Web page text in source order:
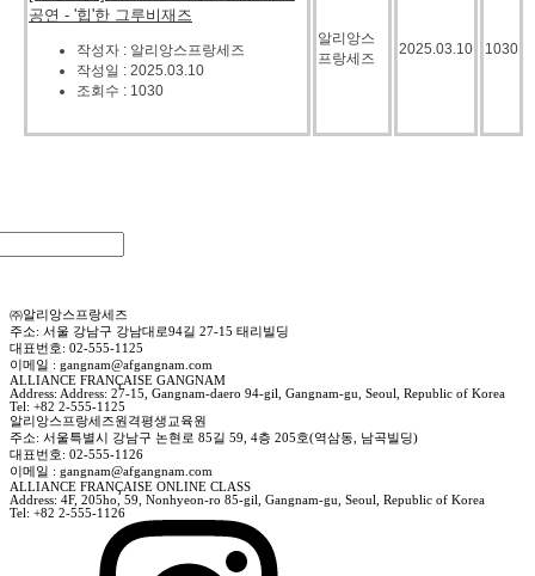
공연 - '힙'한 그루비재즈
작성자 : 알리앙스프랑세즈
작성일 : 2025.03.10
조회수 : 1030
알리앙스
프랑세즈
2025.03.10 1030
㈜알리앙스프랑세즈
주소: 서울 강남구 강남대로94길 27-15 태리빌딩
대표번호: 02-555-1125
이메일 : gangnam@afgangnam.com
ALLIANCE FRANÇAISE GANGNAM
Address: Address: 27-15, Gangnam-daero 94-gil, Gangnam-gu, Seoul, Republic of Korea
Tel: +82 2-555-1125
알리앙스프랑세즈원격평생교육원
주소: 서울특별시 강남구 논현로 85길 59, 4층 205호(역삼동, 남곡빌딩)
대표번호: 02-555-1126
이메일 : gangnam@afgangnam.com
ALLIANCE FRANÇAISE ONLINE CLASS
Address: 4F, 205ho, 59, Nonhyeon-ro 85-gil, Gangnam-gu, Seoul, Republic of Korea
Tel: +82 2-555-1126